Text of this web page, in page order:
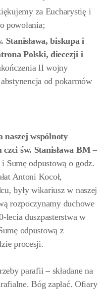
za Eucharystię i
powołania;
Stanisława, biskupa i
Polski, diecezji i
II wojny
od pokarmów
naszej wspólnoty
św. Stanisława BM–
Sumę odpustową o godz.
Antoni Kocoł,
były wikariusz w naszej
rozpoczynamy duchowe
lecia duszpasterstwa w
odpustową z
procesji.
parafii – składane na
Bóg zapłać. Ofiary